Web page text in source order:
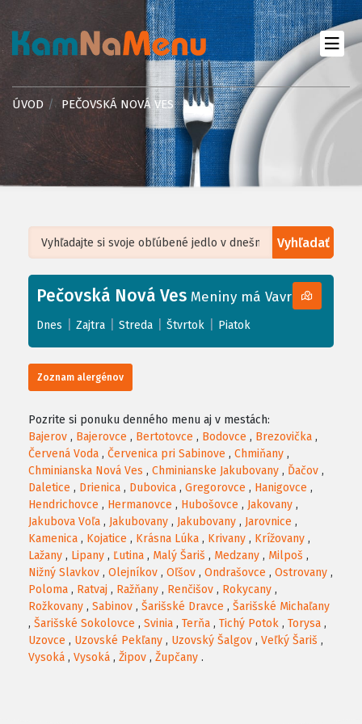
ÚVOD PEČOVSKÁ NOVÁ VES
Vyhľadať
+
−
Leaflet| ©OpenStreetMap, Tiles courtesy ofHumanitarian OpenStreetMap
Pečovská Nová Ves Meniny má Vavrinec
Dnes Zajtra Streda Štvrtok Piatok
Zoznam alergénov
Pozrite si ponuku denného menu aj v mestách:
Bajerov , Bajerovce , Bertotovce , Bodovce , Brezovička ,
Červená Voda , Červenica pri Sabinove , Chmiňany ,
Chminianska Nová Ves , Chminianske Jakubovany , Ďačov ,
Daletice , Drienica , Dubovica , Gregorovce , Hanigovce ,
Hendrichovce , Hermanovce , Hubošovce , Jakovany ,
Jakubova Voľa , Jakubovany , Jakubovany , Jarovnice ,
Kamenica , Kojatice , Krásna Lúka , Krivany , Krížovany ,
Lažany , Lipany , Ľutina , Malý Šariš , Medzany , Milpoš ,
Nižný Slavkov , Olejníkov , Oľšov , Ondrašovce , Ostrovany ,
Poloma , Ratvaj , Ražňany , Renčišov , Rokycany ,
Rožkovany , Sabinov , Šarišské Dravce , Šarišské Michaľany
, Šarišské Sokolovce , Svinia , Terňa , Tichý Potok , Torysa ,
Uzovce , Uzovské Pekľany , Uzovský Šalgov , Veľký Šariš ,
Vysoká , Vysoká , Žipov , Župčany .